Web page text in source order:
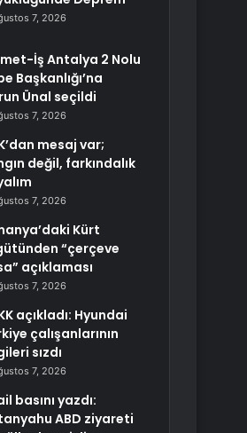
7, 2026
İş Antalya 2 Nolu
Başkanlığı’na
Ünal seçildi
7, 2026
mesaj var;
değil, farkındalık
7, 2026
Kürt
“çerçeve
açıklaması
7, 2026
açıkladı: Hyundai
çalışanlarının
sızdı
7, 2026
basını yazdı:
ABD ziyareti